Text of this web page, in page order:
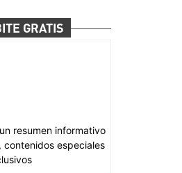
GRATIS